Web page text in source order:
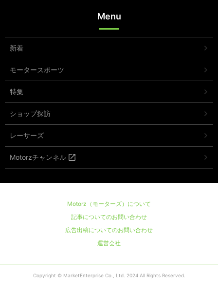
Menu
新着
モータースポーツ
特集
ショップ探訪
レーサーズ
Motorzチャンネル
Motorz（モーターズ）について
記事についてのお問い合わせ
広告出稿についてのお問い合わせ
運営会社
Copyright © MarketEnterprise Co., Ltd. 2024 All Rights Reserved.